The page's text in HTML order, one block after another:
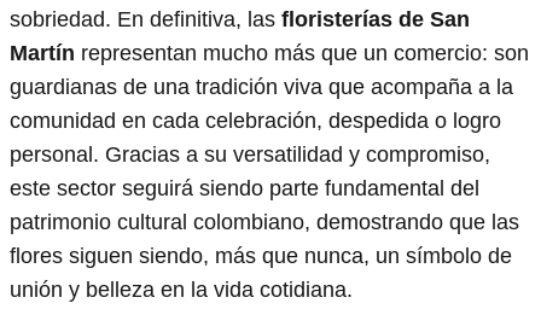
sobriedad. En definitiva, las floristerías de San
Martín representan mucho más que un comercio: son
guardianas de una tradición viva que acompaña a la
comunidad en cada celebración, despedida o logro
personal. Gracias a su versatilidad y compromiso,
este sector seguirá siendo parte fundamental del
patrimonio cultural colombiano, demostrando que las
flores siguen siendo, más que nunca, un símbolo de
unión y belleza en la vida cotidiana.